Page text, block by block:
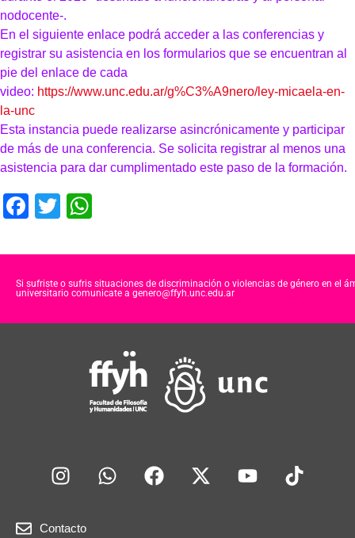
nodocente-.
En el siguiente enlace podrá acceder a las conferencias y
registrar su asistencia en los formularios que se encuentran al
pie del enlace de cada
video: https://www.unc.edu.ar/g%C3%A9nero/ley-micaela-en-
la-unc
Esta instancia puede realizarse asincrónicamente y participar
de más de una conferencia. Se solicita registrar al menos una
asistencia para dar cumplimentado este paso de la formación.
F
c
e
o
T
tt
er
at
s
p
p
Si sufriste o sufris situaciones de discriminación o violencias de género en el
universitario comunicate a genero@ffyh.unc.edu.ar
Contacto